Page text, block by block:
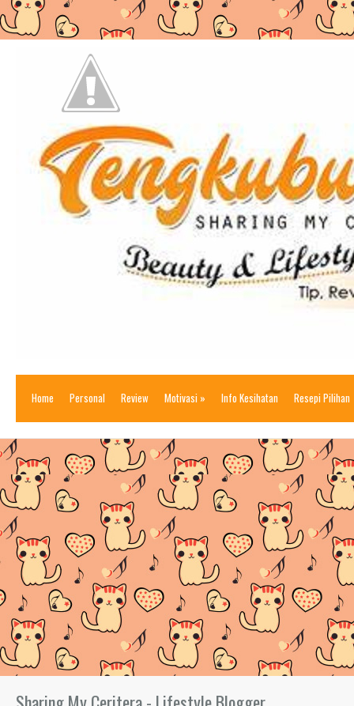
Home Personal Review Motivasi » Info Kesihatan Resepi Pilihan